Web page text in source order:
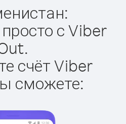
с Viber
счёт Viber
сможете: